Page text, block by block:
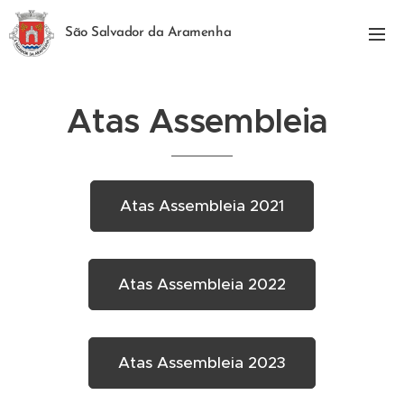
São Salvador da Aramenha
Atas Assembleia
Atas Assembleia 2021
Atas Assembleia 2022
Atas Assembleia 2023